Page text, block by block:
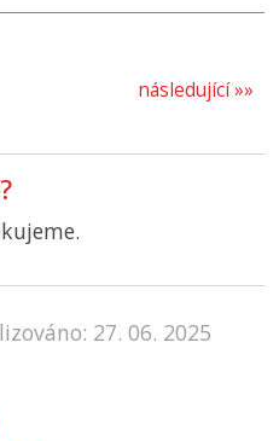
následující »»
27. 06. 2025